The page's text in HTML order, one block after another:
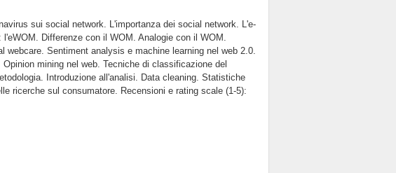
sui social network. L'importanza dei social network. L'e-
Differenze con il WOM. Analogie con il WOM.
webcare. Sentiment analysis e machine learning nel web 2.0.
mining nel web. Tecniche di classificazione del
Introduzione all'analisi. Data cleaning. Statistiche
ricerche sul consumatore. Recensioni e rating scale (1-5):